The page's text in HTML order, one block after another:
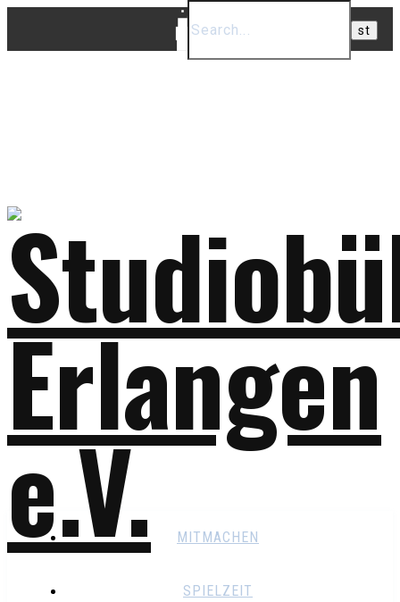
MITMACHEN
SPIELZEIT